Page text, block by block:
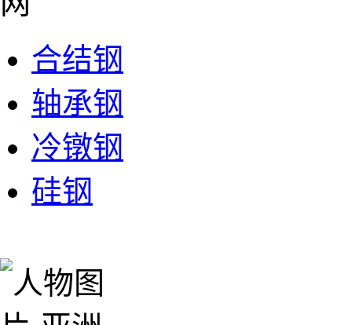
合结钢
轴承钢
冷镦钢
硅钢